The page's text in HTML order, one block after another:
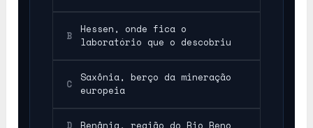
B
Hessen, onde fica o
laboratório que o descobriu
C
Saxônia, berço da mineração
europeia